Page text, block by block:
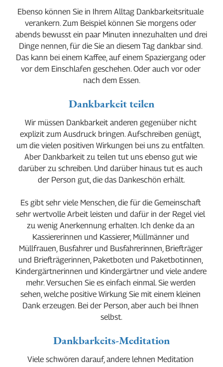
Ebenso können Sie in Ihrem Alltag Dankbarkeitsrituale
verankern. Zum Beispiel können Sie morgens oder
abends bewusst ein paar Minuten innezuhalten und drei
Dinge nennen, für die Sie an diesem Tag dankbar sind.
Das kann bei einem Kaffee, auf einem Spaziergang oder
vor dem Einschlafen geschehen. Oder auch vor oder
nach dem Essen.
Dankbarkeit teilen
Wir müssen Dankbarkeit anderen gegenüber nicht
explizit zum Ausdruck bringen. Aufschreiben genügt,
um die vielen positiven Wirkungen bei uns zu entfalten.
Aber Dankbarkeit zu teilen tut uns ebenso gut wie
darüber zu schreiben. Und darüber hinaus tut es auch
der Person gut, die das Dankeschön erhält.
Es gibt sehr viele Menschen, die für die Gemeinschaft
sehr wertvolle Arbeit leisten und dafür in der Regel viel
zu wenig Anerkennung erhalten. Ich denke da an
Kassiererinnen und Kassierer, Müllmänner und
Müllfrauen, Busfahrer und Busfahrerinnen, Briefträger
und Briefträgerinnen, Paketboten und Paketbotinnen,
Kindergärtnerinnen und Kindergärtner und viele andere
mehr. Versuchen Sie es einfach einmal. Sie werden
sehen, welche positive Wirkung Sie mit einem kleinen
Dank erzeugen. Bei der Person, aber auch bei Ihnen
selbst.
Dankbarkeits-Meditation
Viele schwören darauf, andere lehnen Meditation